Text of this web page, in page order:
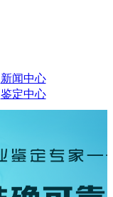
新闻中心
鉴定中心